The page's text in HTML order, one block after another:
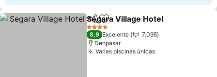
CompartirAgregar a favoritos
Segara Village Hotel
4 Estrellas
8,9 Excelente
7.095
Denpasar
Varias piscinas únicasVer precios